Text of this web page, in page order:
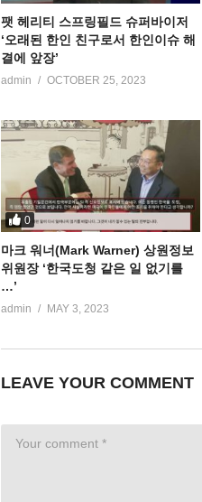
팻 헤리티 스프링필드 슈퍼바이저
‘오래된 한인 친구로서 한인이슈 해
결에 앞장’
admin OCTOBER 25, 2023
0
마크 워너(Mark Warner) 상원정보
위원장 ‘한국도청 같은 일 없기를
…’
admin MAY 3, 2023
LEAVE YOUR COMMENT